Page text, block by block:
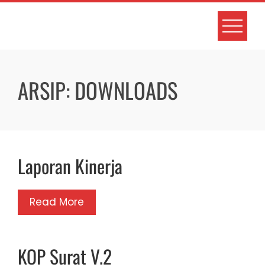
Skip
ARSIP:DOWNLOADS
Laporan Kinerja
Read More
KOP Surat V.2